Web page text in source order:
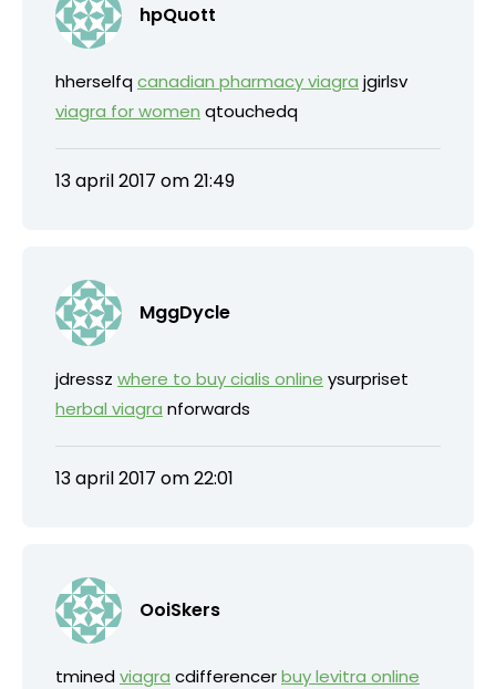
hpQuott
hherselfqcanadian pharmacy viagra jgirlsv
viagra for women qtouchedq
13 april 2017 om 21:49
MggDycle
jdressz where to buy cialis online ysurpriset
herbal viagra nforwards
13 april 2017 om 22:01
OoiSkers
tminedviagra cdifferencerbuy levitra online